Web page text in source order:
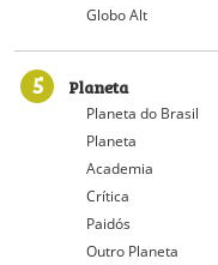
Globo Alt
5 Planeta
Planeta do Brasil
Planeta
Academia
Crítica
Paidós
Outro Planeta